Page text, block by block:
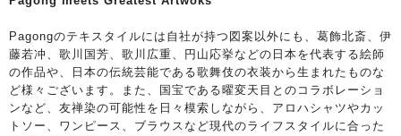
Pagongのテキスタイルには自社が持つ図案以外にも、葛飾北斎、伊
藤若冲、歌川国芳、歌川広重、円山応挙などの日本を代表する絵師
の作品や、日本の伝統芸能である歌舞伎の衣装から生まれたものな
ど様々ございます。また、国宝である曜変天目とのコラボレーショ
ンなど、友禅染の可能性を日々模索しながら、アロハシャツやカッ
トソー、ワンピース、ブラウスなど現代のライフスタイルに合った